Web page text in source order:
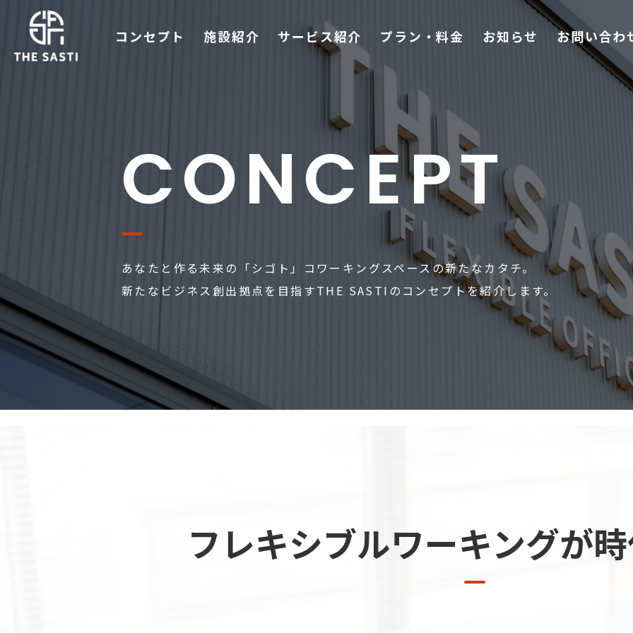
入居企業一覧
お知らせ
お問い合わせ
0256-46-8666
コンセプト 施設紹介 サービス紹介 プラン・料金 お知らせ お問い合わ
CONCEPT
あなたと作る未来の「シゴト」コワーキングスペースの新たなカタチ。
新たなビジネス創出拠点を目指すTHE SASTIのコンセプトを紹介します。
フレキシブルワーキングが